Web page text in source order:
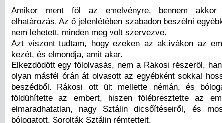
Amikor ment föl az emelvényre, bennem akkor
elhatározás. Az ő jelenlétében szabadon beszélni
nem lehetett, minden meg volt szervezve.
Azt viszont tudtam, hogy ezeken az aktívákon az
kezét, és elmondja, amit akar.
Elkezdődött egy fölolvasás, nem a Rákosi részéről,
olyan másfél órán át olvasott az egyébként sokkal
beszédből. Rákosi ott ült mellette némán, és
földühítette az embert, hiszen fölébresztette az
elmaradhatatlan, nagy Sztálin dicsőítéseiről, és
bólogatott. Sorolták Sztálin rémtetteit.